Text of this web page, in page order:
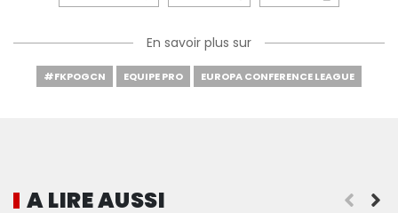
En savoir plus sur
#FKPOGCN EQUIPE PRO EUROPA CONFERENCE LEAGUE
A LIRE AUSSI